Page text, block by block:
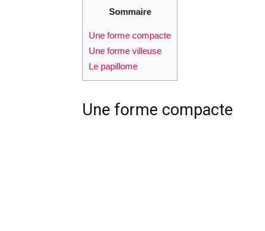
Sommaire
Une forme compacte
Une forme villeuse
Le papillome
Une forme compacte